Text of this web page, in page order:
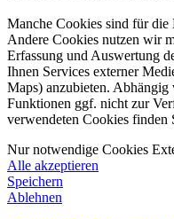
Manche Cookies sind für
Andere Cookies nutzen wir
Erfassung und Auswertung
Ihnen Services externer
Maps) anzubieten.
Funktionen ggf. nicht zur
verwendeten Cookies finden
Nur notwendige Cookies
Alle akzeptieren
Speichern
Ablehnen